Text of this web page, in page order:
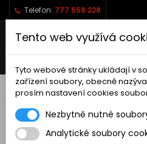
Telefon: 777 558 228
 
RC AUTA
Tento web využívá
Tyto webové stránky ukládají v
zařízení soubory, obecně
prosím nastavení cookies
Nezbytně nutné
Analytické soubory